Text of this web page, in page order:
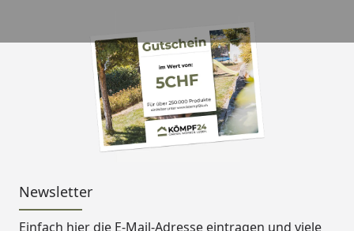
Newsletter
Einfach hier die E-Mail-Adresse eintragen und viele